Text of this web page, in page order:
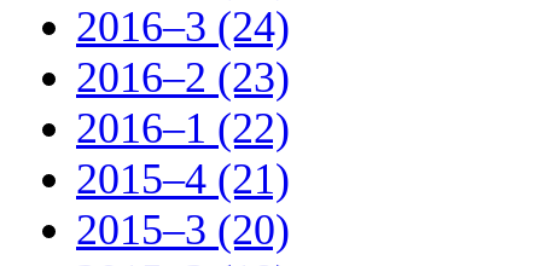
2016–3 (24)
2016–2 (23)
2016–1 (22)
2015–4 (21)
2015–3 (20)